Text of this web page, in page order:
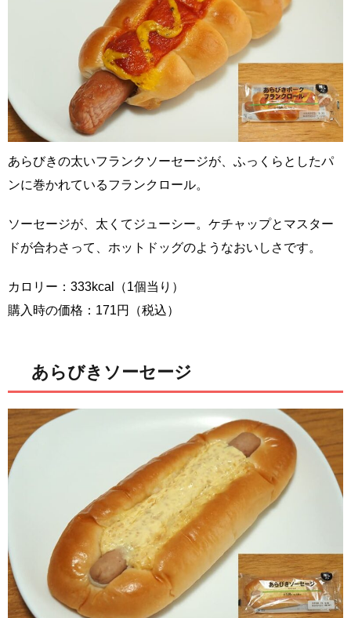
あらびきの太いフランクソーセージが、ふっくらとしたパ
ンに巻かれているフランクロール。
ソーセージが、太くてジューシー。ケチャップとマスター
ドが合わさって、ホットドッグのようなおいしさです。
カロリー：333kcal（1個当り）
購入時の価格：171円（税込）
あらびきソーセージ